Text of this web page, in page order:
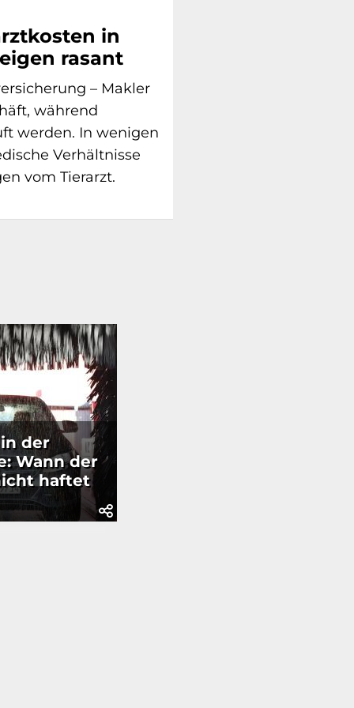
in
rasant
– Makler
während
werden. In wenigen
Verhältnisse
vom Tierarzt.
der
Wann der
haftet